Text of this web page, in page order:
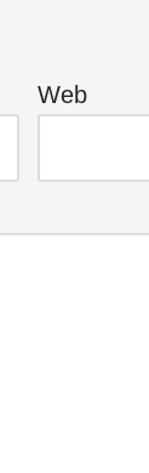
Web